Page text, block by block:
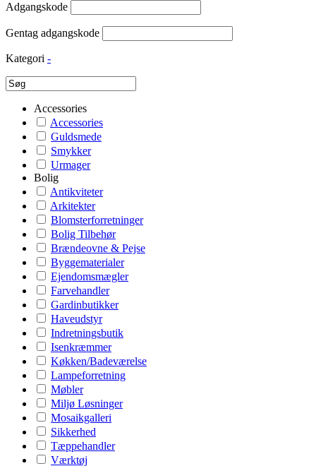
Adgangskode
Gentag adgangskode
Kategori -
Accessories
Accessories
Guldsmede
Smykker
Urmager
Bolig
Antikviteter
Arkitekter
Blomsterforretninger
Bolig Tilbehør
Brændeovne & Pejse
Byggematerialer
Ejendomsmægler
Farvehandler
Gardinbutikker
Haveudstyr
Indretningsbutik
Isenkræmmer
Køkken/Badeværelse
Lampeforretning
Møbler
Miljø Løsninger
Mosaikgalleri
Sikkerhed
Tæppehandler
Værktøj